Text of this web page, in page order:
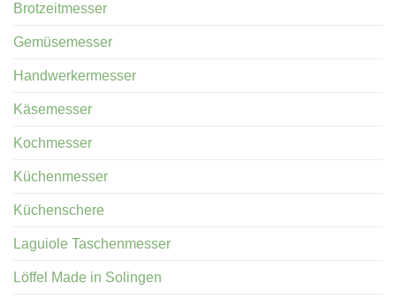
Brotzeitmesser
Gemüsemesser
Handwerkermesser
Käsemesser
Kochmesser
Küchenmesser
Küchenschere
Laguiole Taschenmesser
Löffel Made in Solingen